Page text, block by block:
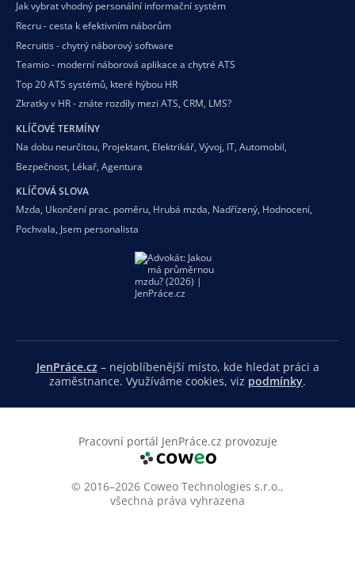
Jak vybrat vhodný personální informační systém
Recru - cesta k efektivním náborům
Recruitis - chytrý náborový software
Teamio - moderní náborová aplikace a chytré ATS
Top 20 ATS systémů, které hýbou HR
Zkratky v HR - znáte rozdíly mezi ATS, CRM, LMS?
KLÍČOVÉ TERMÍNY
Na dobu neurčitou, Projektant, Elektrikář, Vývoj, IT, Automobil,
Bezpečnost, Lékař, Agentura
KLÍČOVÁ SLOVA
Mzda, Ukončení prac. poměru, Hrubá mzda, Nadřízený, Hodnocení,
Pochvala, Jsem personalista
JenPráce.cz – nejoblíbenější místo, kde hledat práci a
zaměstnance. Využíváme cookies, viz podmínky.
Pracovní portál JenPráce.cz provozuje
© 2016–2026 Coweo Technologies s.r.o.,
všechna práva vyhrazena